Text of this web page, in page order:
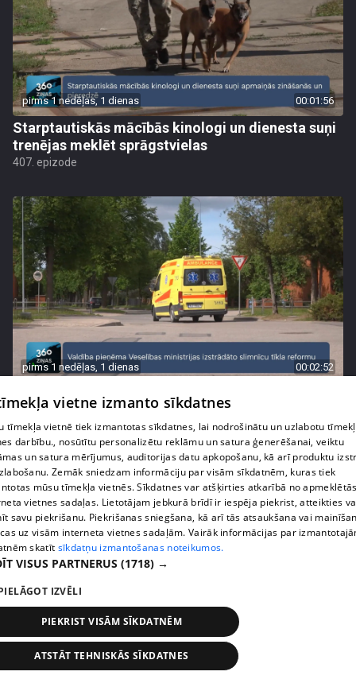
pirms 1 nedēļas, 1 dienas 00:01:56
Starptautiskās mācībās kinologi un dienesta suņi
trenējas meklēt sprāgstvielas
407. epizode
pirms 1 nedēļas, 1 dienas 00:02:52
Pēc asām debatēm valdība apstiprina slimnīcu
reformu
407. epizode
Barkavā sākas kapelmeistaru mācības, lai nodotu
vietne izmanto sīkdatnes
tīmekļa vietnē tiek izmantotas sīkdatnes, lai nodrošinātu un uzlabotu
darbību., nosūtītu personalizētu reklāmu un satura ģenerēšanai, veiktu
un satura mērījumus, auditorijas datu apkopošanu, kā arī produktu
Zemāk sniedzam informāciju par visām sīkdatnēm, kuras tiek
mūsu tīmekļa vietnēs. Sīkdatnes var atšķirties atkarībā no
vietnes sadaļas. Lietotājam jebkurā brīdī ir iespēja piekrist, atteikties
savu piekrišanu. Piekrišanas sniegšana, kā arī tās atsaukšana vai
uz visām interneta vietnes sadaļām. Vairāk informācijas par
skatīt sīkdatņu izmantošanas noteikumos.
VISUS PARTNERUS (1718) →
IZVĒLI
PIEKRIST VISĀM SĪKDATNĒM
ATSTĀT TEHNISKĀS SĪKDATNES